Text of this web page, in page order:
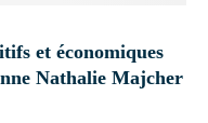
et économiques
Nathalie Majcher